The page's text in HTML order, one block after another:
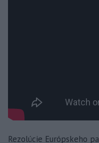
Rezolúcie Európskeho